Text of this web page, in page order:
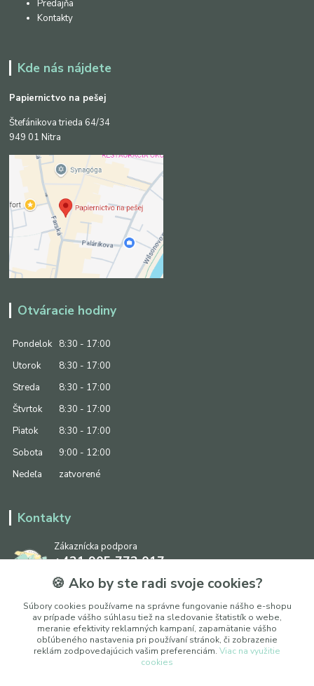
Predajňa
Kontakty
Kde nás nájdete
Papiernictvo na pešej
Štefánikova trieda 64/34
949 01 Nitra
Otváracie hodiny
Pondelok
8:30 - 17:00
Utorok
8:30 - 17:00
Streda
8:30 - 17:00
Štvrtok
8:30 - 17:00
Piatok
8:30 - 17:00
Sobota
9:00 - 12:00
Nedeľa
zatvorené
Kontakty
Zákaznícka podpora
+421 905 773 017
(Po-Pia, 8:30 - 17:00, So: 9:00 - 12:00)
info@ipapier.sk
🍪 Ako by ste radi svoje cookies?
Súbory cookies používame na správne fungovanie nášho e-shopu
av prípade vášho súhlasu tiež na sledovanie štatistík o webe,
meranie efektivity reklamných kampaní, zapamätanie vášho
obľúbeného nastavenia pri používaní stránok, či zobrazenie
reklám zodpovedajúcich vašim preferenciám. Viac na využitie
cookies